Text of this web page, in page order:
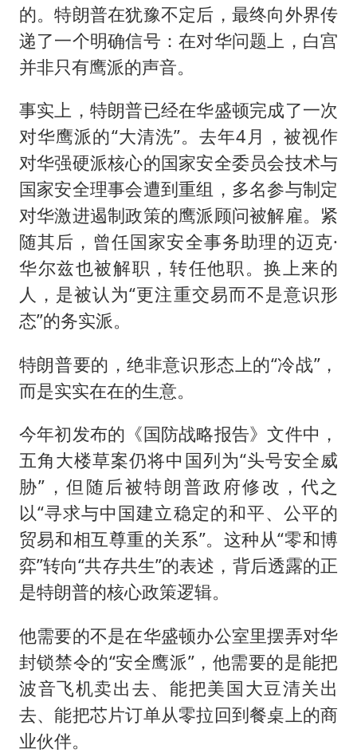
的。特朗普在犹豫不定后，最终向外界传
递了一个明确信号：在对华问题上，白宫
并非只有鹰派的声音。
事实上，特朗普已经在华盛顿完成了一次
对华鹰派的“大清洗”。去年4月，被视作
对华强硬派核心的国家安全委员会技术与
国家安全理事会遭到重组，多名参与制定
对华激进遏制政策的鹰派顾问被解雇。紧
随其后，曾任国家安全事务助理的迈克·
华尔兹也被解职，转任他职。换上来的
人，是被认为“更注重交易而不是意识形
态”的务实派。
特朗普要的，绝非意识形态上的“冷战”，
而是实实在在的生意。
今年初发布的《国防战略报告》文件中，
五角大楼草案仍将中国列为“头号安全威
胁”，但随后被特朗普政府修改，代之
以“寻求与中国建立稳定的和平、公平的
贸易和相互尊重的关系”。这种从“零和博
弈”转向“共存共生”的表述，背后透露的正
是特朗普的核心政策逻辑。
他需要的不是在华盛顿办公室里摆弄对华
封锁禁令的“安全鹰派”，他需要的是能把
波音飞机卖出去、能把美国大豆清关出
去、能把芯片订单从零拉回到餐桌上的商
业伙伴。